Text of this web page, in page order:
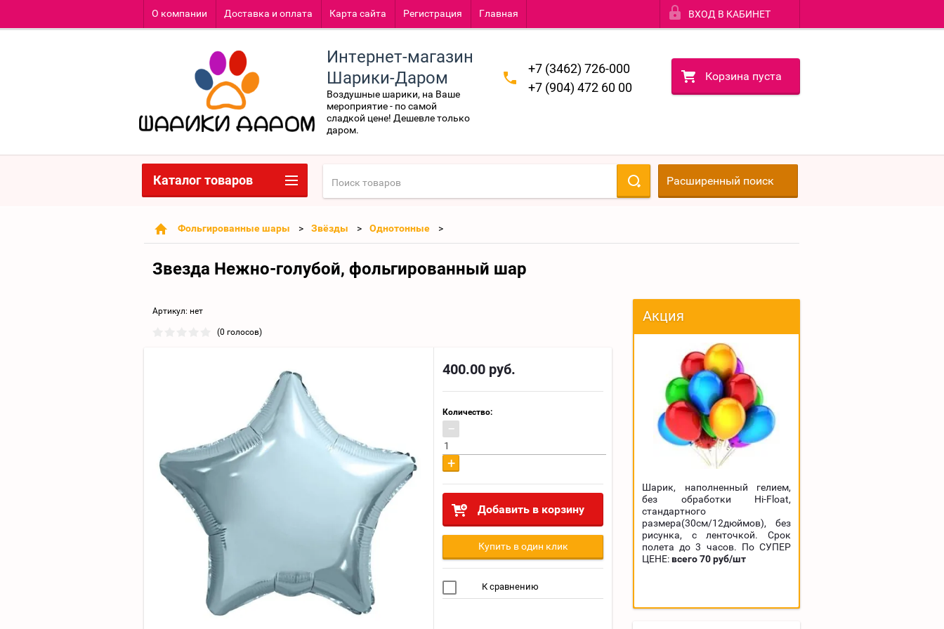
О компании Доставка и оплата Карта сайта Регистрация Главная ВХОД В КАБИНЕТ
Интернет-магазин
Шарики-Даром
Воздушные шарики, на Ваше
мероприятие - по самой
сладкой цене! Дешевле только
даром.
+7 (3462) 726-000
+7 (904) 472 60 00
Корзина пуста
Расширенный поиск
Фольгированные шары Звёзды Однотонные
Звезда Нежно-голубой, фольгированный шар
Артикул: нет
(0 голосов)
400.00 руб.
Количество:
−
+
Добавить в корзину
Купить в один клик
К сравнению
Каталог товаров
Акция
Шарик, наполненный гелием,
без обработки Hi-Float,
стандартного
размера(30см/12дюймов), без
рисунка, с ленточкой. Срок
полета до 3 часов. По СУПЕР
ЦЕНЕ:всего 70 руб/шт